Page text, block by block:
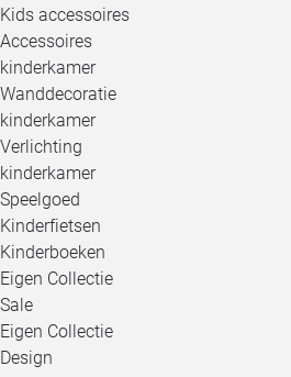
Kids accessoires
Accessoires
kinderkamer
Wanddecoratie
kinderkamer
Verlichting
kinderkamer
Speelgoed
Kinderfietsen
Kinderboeken
Eigen Collectie
Sale
Eigen Collectie
Design